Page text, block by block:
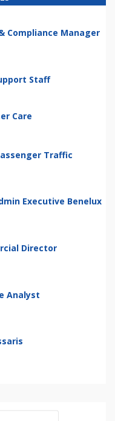
Compliance Manager
Staff
Care
Traffic
Executive Benelux
Director
Analyst